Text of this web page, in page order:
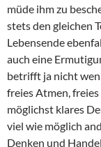
müde ihm zu
stets den gleichen
Lebensende
auch eine
betrifft ja nicht
freies Atmen,
möglichst klares
viel wie möglich
Denken und